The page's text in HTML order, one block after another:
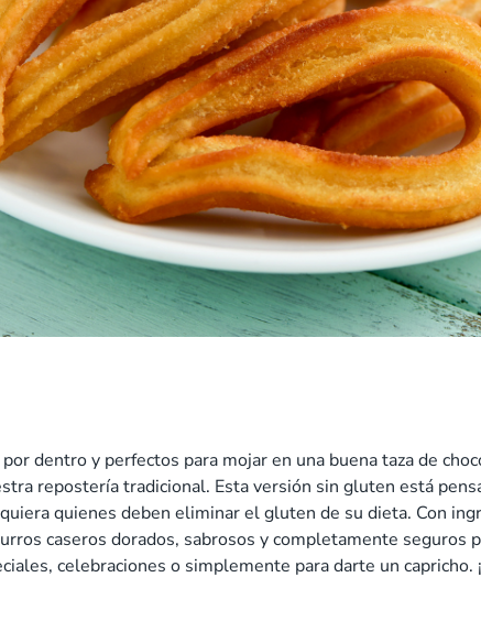
dentro y perfectos para mojar en una buena taza de
repostería tradicional. Esta versión sin gluten está
quienes deben eliminar el gluten de su dieta. Con
caseros dorados, sabrosos y completamente seguros
celebraciones o simplemente para darte un capricho.